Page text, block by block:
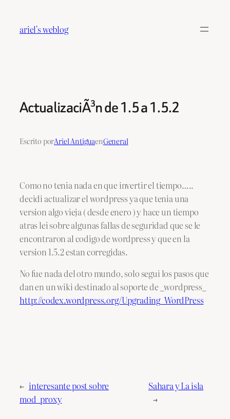
contenido
ariel's weblog
ActualizaciÃ³n de 1.5 a 1.5.2
Escrito porAriel AntiguaenGeneral
Como no tenia nada en que invertir el tiempo…..
decidi actualizar el wordpress ya que tenia una
version algo vieja ( desde enero ) y hace un tiempo
atras lei sobre algunas fallas de seguridad que se le
encontraron al codigo de wordpress y que en la
version 1.5.2 estan corregidas.
No fue nada del otro mundo, solo segui los pasos que
dan en un wiki destinado al soporte de _wordpress_
http://codex.wordpress.org/Upgrading_WordPress
← interesante post sobre
mod_proxy
Sahara y La isla
→